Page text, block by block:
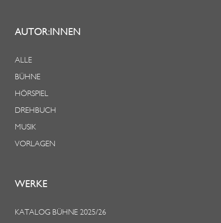
AUTOR:INNEN
ALLE
BÜHNE
HÖRSPIEL
DREHBUCH
MUSIK
VORLAGEN
WERKE
KATALOG BÜHNE 2025/26